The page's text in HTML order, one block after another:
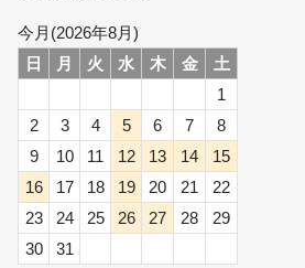
今月(2026年8月)
日
月 火 水 木 金
土
1
2
3 4 5 6 7
8
9
10 11 12 13 14
15
16
17 18 19 20 21
22
23
24 25 26 27 28
29
30
31